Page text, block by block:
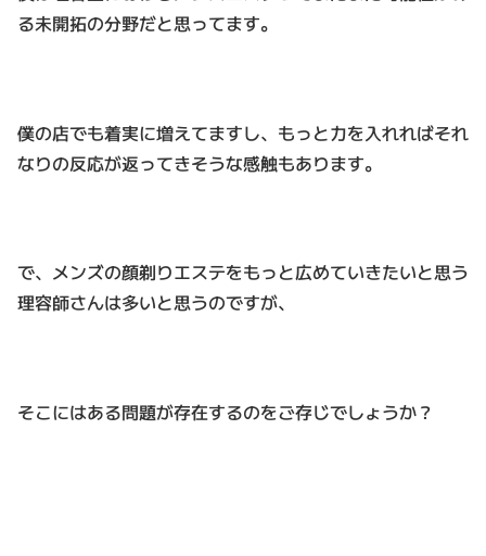
る未開拓の分野だと思ってます。
僕の店でも着実に増えてますし、もっと力を入れればそれ
なりの反応が返ってきそうな感触もあります。
で、メンズの顔剃りエステをもっと広めていきたいと思う
理容師さんは多いと思うのですが、
そこにはある問題が存在するのをご存じでしょうか？